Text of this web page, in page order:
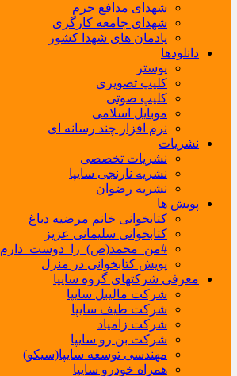
شهدای مدافع حرم
شهدای جامعه کارگری
یادمان های شهدا کشور
دانلودها
پوستر
کلیپ تصویری
کلیپ صوتی
موبایل اسلامی
نرم افزار چند رسانه ای
نشریات
نشریات تخصصی
نشریه نارنجی سایپا
نشریه رضوان
پویش ها
کتابخوانی خانم مرضیه دباغ
کتابخوانی سلیمانی عزیز
#من_محمد(ص)_را_دوست_دارم
پویش کتابخوانی در منزل
معرفی شرکتهای گروه سایپا
شرکت مالیبل سایپا
شرکت طیف سایپا
شرکت زامیاد
شرکت بن رو سایپا
مهندسی توسعه سایپا(سیکو)
همراه خودرو سایپا